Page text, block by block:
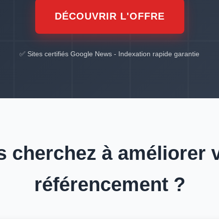
DÉCOUVRIR L'OFFRE
✅ Sites certifiés Google News - Indexation rapide garantie
cherchez à améliorer
référencement ?